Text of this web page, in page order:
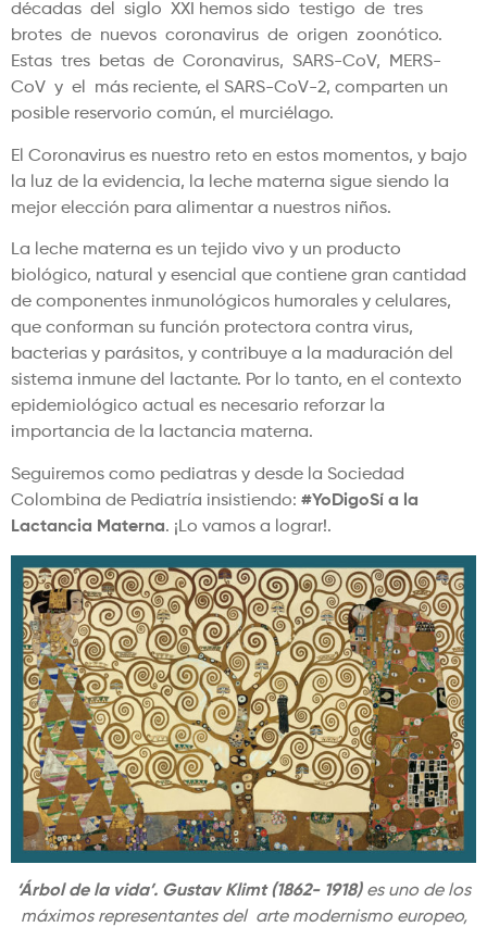
décadas del siglo XXI hemos sido testigo de tres
brotes de nuevos coronavirus de origen zoonótico.
Estas tres betas de Coronavirus, SARS-CoV, MERS-
CoV y el más reciente, el SARS-CoV-2, comparten un
posible reservorio común, el murciélago.
El Coronavirus es nuestro reto en estos momentos, y bajo
la luz de la evidencia, la leche materna sigue siendo la
mejor elección para alimentar a nuestros niños.
La leche materna es un tejido vivo y un producto
biológico, natural y esencial que contiene gran cantidad
de componentes inmunológicos humorales y celulares,
que conforman su función protectora contra virus,
bacterias y parásitos, y contribuye a la maduración del
sistema inmune del lactante. Por lo tanto, en el contexto
epidemiológico actual es necesario reforzar la
importancia de la lactancia materna.
Seguiremos como pediatras y desde la Sociedad
Colombina de Pediatría insistiendo: #YoDigoSí a la
Lactancia Materna. ¡Lo vamos a lograr!.
‘Árbol de la vida’. Gustav Klimt (1862- 1918)es uno de los
máximos representantes del arte modernismo europeo,